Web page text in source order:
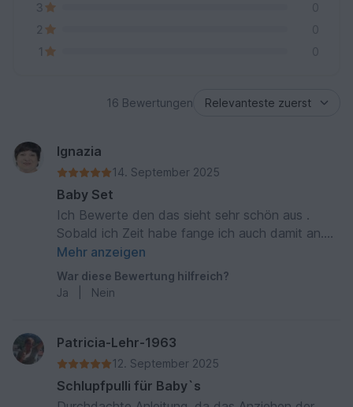
3
0
2
0
1
0
16 Bewertungen
Ignazia
14. September 2025
Baby Set
Ich Bewerte den das sieht sehr schön aus .
Sobald ich Zeit habe fange ich auch damit an.
So kann ich meine Wolle die ich noch habe
benützen und habe dann Geschenke für
Weihnachten, Geburten. Danke
Mehr anzeigen
War diese Bewertung hilfreich?
Ja
Nein
Patricia-Lehr-1963
12. September 2025
Schlupfpulli für Baby`s